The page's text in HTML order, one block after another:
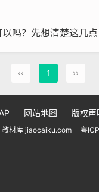
吗？先想清楚这几点
‹‹ 1 ››
网站地图 版权声
材库 jiaocaiku.com 粤